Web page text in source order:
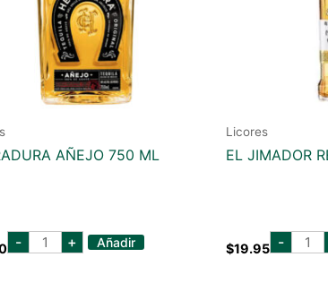
AÑEJO 750 ML
- herradura
añejo
+ Añadir
Licores
EL JIMADOR
$19.95 - EL